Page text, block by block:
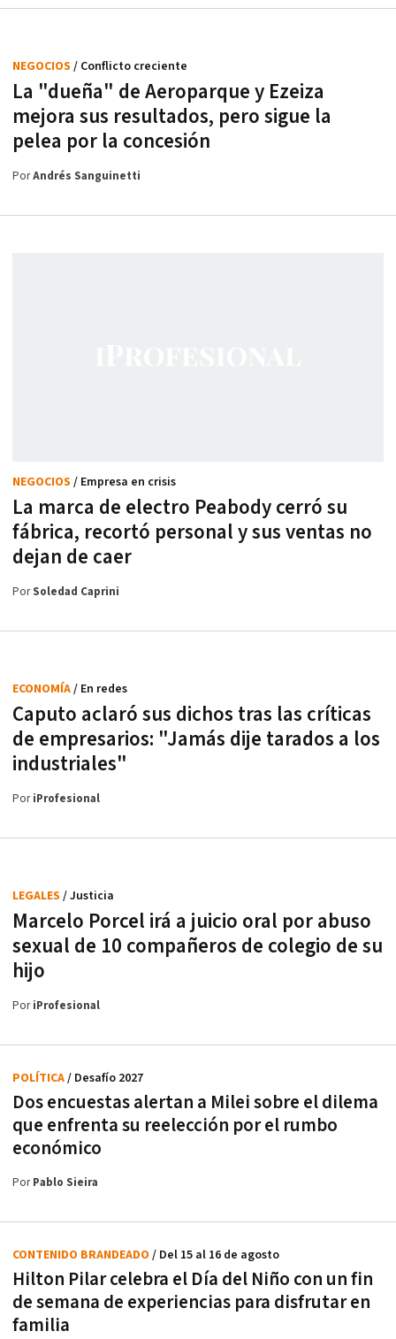
La "dueña" de Aeroparque y Ezeiza
mejora sus resultados, pero sigue la
pelea por la concesión
NEGOCIOS / Conflicto creciente
PorAndrés Sanguinetti
La marca de electro Peabody cerró su
fábrica, recortó personal y sus ventas no
dejan de caer
NEGOCIOS / Empresa en crisis
PorSoledad Caprini
Caputo aclaró sus dichos tras las críticas
de empresarios: "Jamás dije tarados a los
industriales"
ECONOMÍA/ En redes
PoriProfesional
Marcelo Porcel irá a juicio oral por abuso
sexual de 10 compañeros de colegio de su
hijo
LEGALES / Justicia
PoriProfesional
Dos encuestas alertan a Milei sobre el dilema
que enfrenta su reelección por el rumbo
económico
POLÍTICA/ Desafío 2027
PorPablo Sieira
Hilton Pilar celebra el Día del Niño con un fin
de semana de experiencias para disfrutar en
familia
CONTENIDO BRANDEADO / Del 15 al 16 de agosto